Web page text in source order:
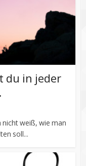
du in jeder
nicht weiß, wie man
soll...